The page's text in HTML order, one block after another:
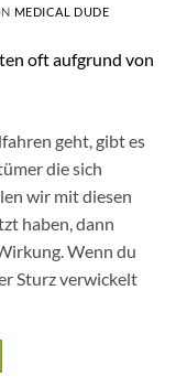
MEDICAL DUDE
geht, gibt es
die sich
wir mit diesen
haben, dann
Wenn du
Sturz verwickelt